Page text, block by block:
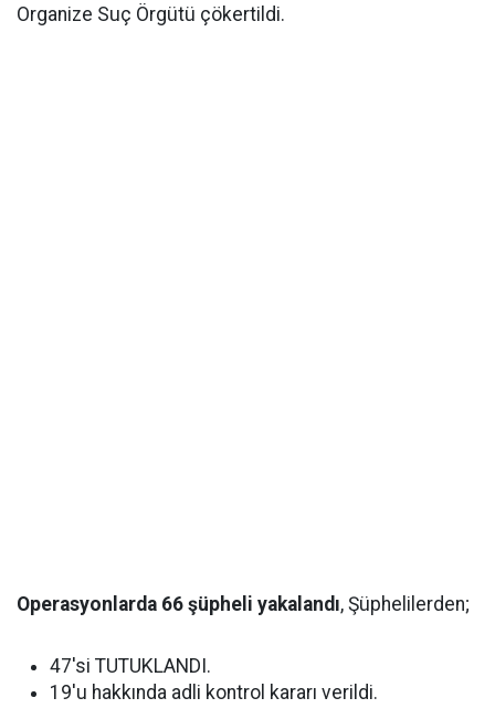
Organize Suç Örgütü çökertildi.
Operasyonlarda 66 şüpheli yakalandı, Şüphelilerden;
47'si TUTUKLANDI.
19'u hakkında adli kontrol kararı verildi.